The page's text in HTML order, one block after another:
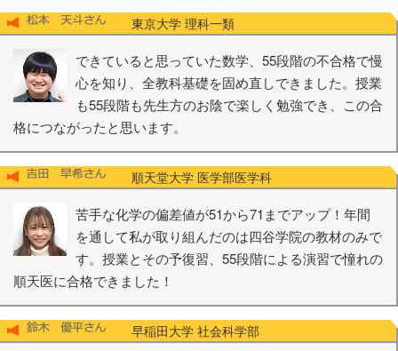
東京大学 理科一類
できていると思っていた数学、55段階の不合格で慢
心を知り、全教科基礎を固め直しできました。授業
も55段階も先生方のお陰で楽しく勉強でき、この合
格につながったと思います。
順天堂大学 医学部医学科
苦手な化学の偏差値が51から71までアップ！年間
を通して私が取り組んだのは四谷学院の教材のみで
す。授業とその予復習、55段階による演習で憧れの
順天医に合格できました！
早稲田大学 社会科学部